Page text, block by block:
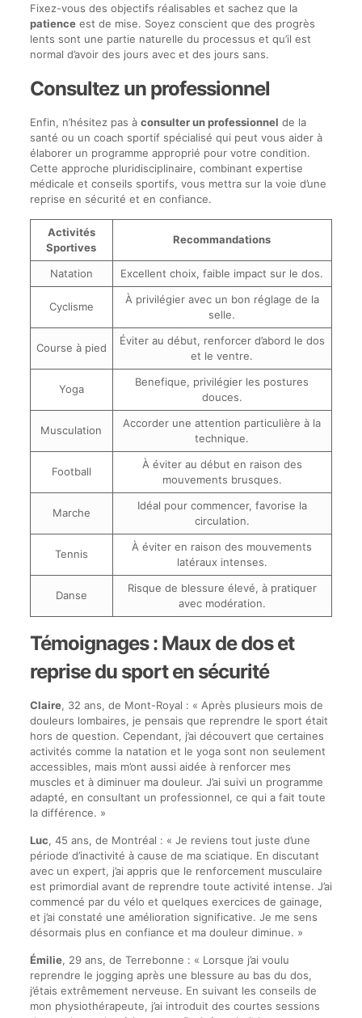
Fixez-vous des objectifs réalisables et sachez que la
patienceest de mise. Soyez conscient que des progrès
lents sont une partie naturelle du processus et qu’il est
normal d’avoir des jours avec et des jours sans.
Consultez un professionnel
Enfin, n’hésitez pas à consulter un professionnel de la
santé ou un coach sportif spécialisé qui peut vous aider à
élaborer un programme approprié pour votre condition.
Cette approche pluridisciplinaire, combinant expertise
médicale et conseils sportifs, vous mettra sur la voie d’une
reprise en sécurité et en confiance.
Activités
Sportives
Recommandations
Natation Excellent choix, faible impact sur le dos.
Cyclisme
À privilégier avec un bon réglage de la
selle.
Course à pied
Éviter au début, renforcer d’abord le dos
et le ventre.
Yoga
Benefique, privilégier les postures
douces.
Musculation
Accorder une attention particulière à la
technique.
Football
À éviter au début en raison des
mouvements brusques.
Marche
Idéal pour commencer, favorise la
circulation.
Tennis
À éviter en raison des mouvements
latéraux intenses.
Danse
Risque de blessure élevé, à pratiquer
avec modération.
Témoignages : Maux de dos et
reprise du sport en sécurité
Claire, 32 ans, de Mont-Royal : « Après plusieurs mois de
douleurs lombaires, je pensais que reprendre le sport était
hors de question. Cependant, j’ai découvert que certaines
activités comme la natation et le yoga sont non seulement
accessibles, mais m’ont aussi aidée à renforcer mes
muscles et à diminuer ma douleur. J’ai suivi un programme
adapté, en consultant un professionnel, ce qui a fait toute
la différence. »
Luc, 45 ans, de Montréal : « Je reviens tout juste d’une
période d’inactivité à cause de ma sciatique. En discutant
avec un expert, j’ai appris que le renforcement musculaire
est primordial avant de reprendre toute activité intense. J’ai
commencé par du vélo et quelques exercices de gainage,
et j’ai constaté une amélioration significative. Je me sens
désormais plus en confiance et ma douleur diminue. »
Émilie, 29 ans, de Terrebonne : « Lorsque j’ai voulu
reprendre le jogging après une blessure au bas du dos,
j’étais extrêmement nerveuse. En suivant les conseils de
mon physiothérapeute, j’ai introduit des courtes sessions